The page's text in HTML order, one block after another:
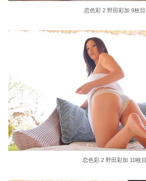
恋色彩 2 野田彩加 9枚目
恋色彩 2 野田彩加 10枚目